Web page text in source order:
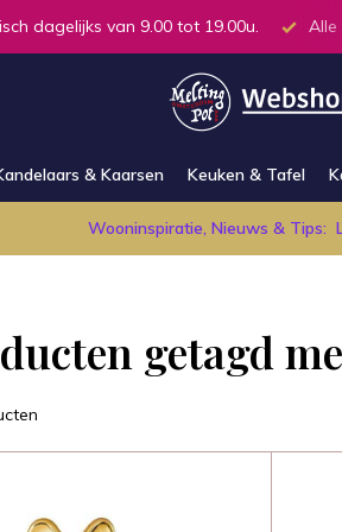
dagelijks van 9.00 tot 19.00u. Alle
& Kaarsen Keuken & Tafel
Wooninspiratie, Nieuws & Tips:
getagd